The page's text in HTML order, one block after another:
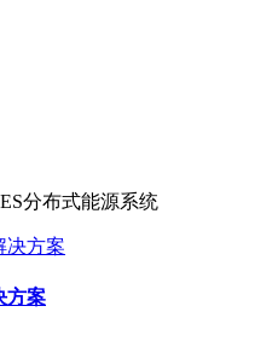
分布式能源系统
方案